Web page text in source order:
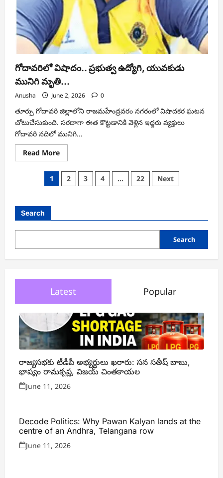
గోదావరిలో విషాదం.. ప్రభుత్వ ఉద్యోగి, యువకుడు
మునిగి మృతి…
Anusha June 2, 2026 0
తూర్పు గోదావరి జిల్లాలోని రాజమహేంద్రవరం నగరంలో విషాదకర ఘటన
చోటుచేసుకుంది. సరదాగా ఈత కొట్టడానికి వెళ్లిన ఇద్దరు వ్యక్తులు
గోదావరి నదిలో మునిగి...
Read MoreRead
more
గోదావరిలో
విషాదం..
ప్రభుత్వ
Posts
1 2 3 4 … 22 Next
Search
Search
Latest Popular
రాజ్యసభకు టీడీపీ అభ్యర్థులు ఖరారు: సన సతీష్ బాబు,
భాష్యం రామకృష్ణ, విజయ్ చింతకాయల
June 11, 2026
Decode Politics: Why Pawan Kalyan lands at the
centre of an Andhra, Telangana row
June 11, 2026